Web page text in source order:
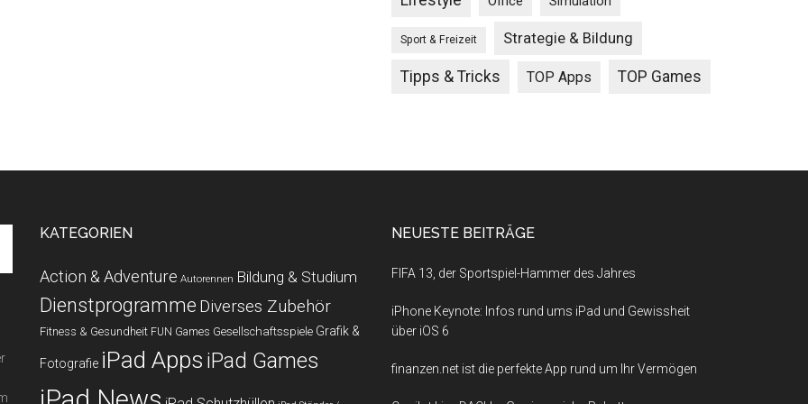
Sport & Freizeit Strategie & Bildung
Tipps & Tricks TOP Apps TOP Games
KATEGORIEN
Action & Adventure Autorennen Bildung & Studium
Dienstprogramme Diverses Zubehör
Fitness & Gesundheit FUN Games Gesellschaftsspiele Grafik &
Fotografie iPad Apps iPad Games
NEUESTE BEITRÄGE
FIFA 13, der Sportspiel-Hammer des Jahres
iPhone Keynote: Infos rund ums iPad und Gewissheit
über iOS 6
finanzen.net ist die perfekte App rund um Ihr Vermögen